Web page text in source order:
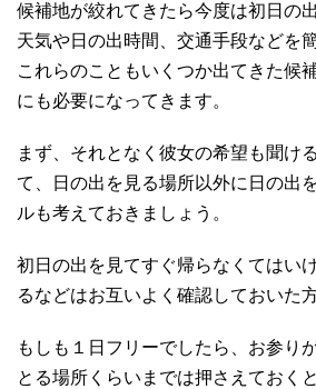
候補地が絞れてきたら今度は初日の
天気や日の出時間、交通手段などを
これらのこともいくつか出てきた候
にも必要になってきます。
まず、それとなく彼女の希望も聞け
て、日の出を見る場所以外に日の出
ルも考えておきましょう。
初日の出を見てすぐ帰らなくてはい
るなどはお互いよく確認しておいた
もしも１日フリーでしたら、お参り
とる場所くらいまでは押さえておく